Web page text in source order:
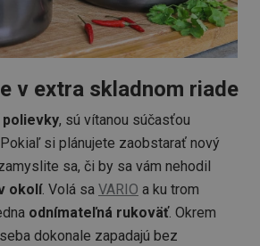
v extra skladnom riade
polievky, sú vítanou súčasťou
si plánujete zaobstarať nový
sa, či by sa vám nehodil
okolí. Volá sa VARIO a ku trom
odnímateľná rukoväť. Okrem
dokonale zapadajú bez
.tescoma.cz 1 mesiac